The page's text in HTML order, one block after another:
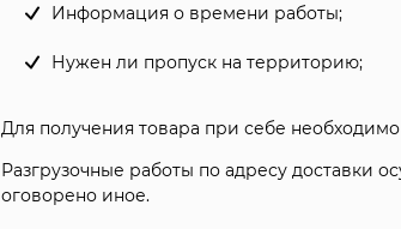
Информация о времени работы;
Нужен ли пропуск на территорию;
Для получения товара при себе
Разгрузочные работы по адресу доставки
оговорено иное.